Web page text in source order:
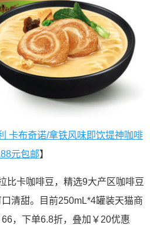
卡布奇诺/拿铁风味即饮提神咖啡
元包邮】
比卡咖啡豆，精选9大产区咖啡豆
清甜。目前250mL*4罐装天猫商
，下单6.8折，叠加￥20优惠